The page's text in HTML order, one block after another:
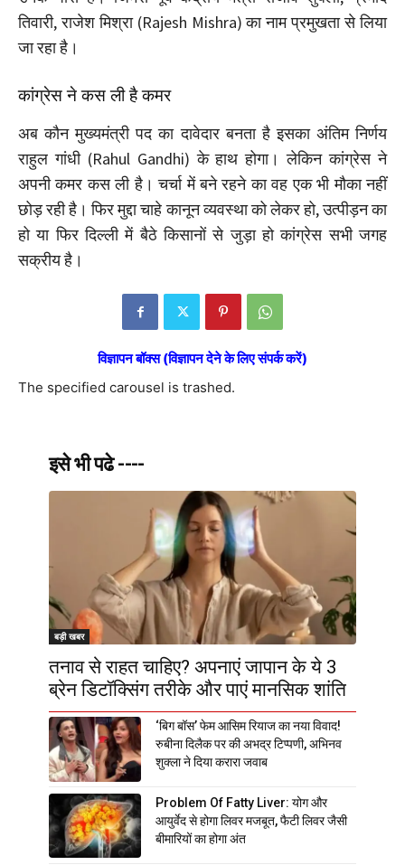
तिवारी, राजेश मिश्रा (Rajesh Mishra) का नाम प्रमुखता से लिया
जा रहा है।
कांग्रेस ने कस ली है कमर
अब कौन मुख्यमंत्री पद का दावेदार बनता है इसका अंतिम निर्णय
राहुल गांधी (Rahul Gandhi) के हाथ होगा। लेकिन कांग्रेस ने
अपनी कमर कस ली है। चर्चा में बने रहने का वह एक भी मौका नहीं
छोड़ रही है। फिर मुद्दा चाहे कानून व्यवस्था को लेकर हो, उत्पीड़न का
हो या फिर दिल्ली में बैठे किसानों से जुड़ा हो कांग्रेस सभी जगह
सक्रीय है।
विज्ञापन बॉक्स (विज्ञापन देने के लिए संपर्क करें)
The specified carousel is trashed.
इसे भी पढे ----
बड़ी खबर
तनाव से राहत चाहिए? अपनाएं जापान के ये 3
ब्रेन डिटॉक्सिंग तरीके और पाएं मानसिक शांति
‘बिग बॉस’ फेम आसिम रियाज का नया विवाद!
रुबीना दिलैक पर की अभद्र टिप्पणी, अभिनव
शुक्ला ने दिया करारा जवाब
Problem Of Fatty Liver: योग और
आयुर्वेद से होगा लिवर मजबूत, फैटी लिवर जैसी
बीमारियों का होगा अंत